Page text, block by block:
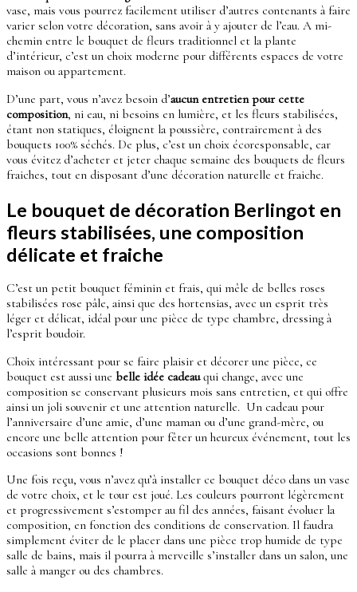
vase, mais vous pourrez facilement utiliser d’autres contenants à faire
varier selon votre décoration, sans avoir à y ajouter de l’eau. A mi-
chemin entre le bouquet de fleurs traditionnel et la plante
d’intérieur, c’est un choix moderne pour différents espaces de votre
maison ou appartement.
D’une part, vous n’avez besoin d’aucun entretien pour cette
composition, ni eau, ni besoins en lumière, et les fleurs stabilisées,
étant non statiques, éloignent la poussière, contrairement à des
bouquets 100% séchés. De plus, c’est un choix écoresponsable, car
vous évitez d’acheter et jeter chaque semaine des bouquets de fleurs
fraiches, tout en disposant d’une décoration naturelle et fraiche.
Le bouquet de décoration Berlingot en
fleurs stabilisées, une composition
délicate et fraiche
C’est un petit bouquet féminin et frais, qui mêle de belles roses
stabilisées rose pâle, ainsi que des hortensias, avec un esprit très
léger et délicat, idéal pour une pièce de type chambre, dressing à
l’esprit boudoir.
Choix intéressant pour se faire plaisir et décorer une pièce, ce
bouquet est aussi une belle idée cadeauqui change, avec une
composition se conservant plusieurs mois sans entretien, et qui offre
ainsi un joli souvenir et une attention naturelle. Un cadeau pour
l’anniversaire d’une amie, d’une maman ou d’une grand-mère, ou
encore une belle attention pour fêter un heureux événement, tout les
occasions sont bonnes !
Une fois reçu, vous n’avez qu’à installer ce bouquet déco dans un vase
de votre choix, et le tour est joué. Les couleurs pourront légèrement
et progressivement s’estomper au fil des années, faisant évoluer la
composition, en fonction des conditions de conservation. Il faudra
simplement éviter de le placer dans une pièce trop humide de type
salle de bains, mais il pourra à merveille s’installer dans un salon, une
salle à manger ou des chambres.